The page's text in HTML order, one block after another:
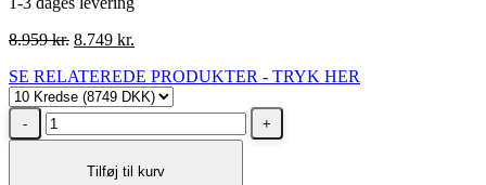
8.959kr. Den
pris
var:
8.959 kr..
8.749 kr.
pris
er:
8.749 kr..
SE RELATEREDE PRODUKTER - TRYK HER
Pettinaroli
trådløst
programmeret
Tilføj til kurv